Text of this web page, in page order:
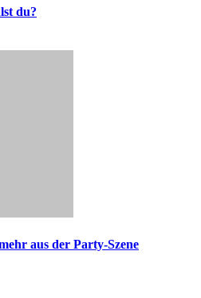
du?
aus der Party-Szene